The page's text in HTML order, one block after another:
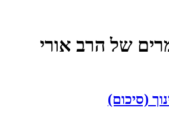
של הרב אורי
(סיכום)